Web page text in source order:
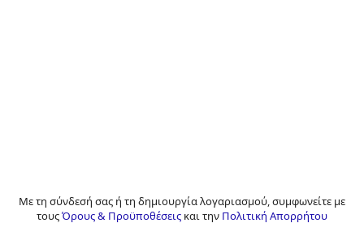
Με τη σύνδεσή σας ή τη δημιουργία λογαριασμού, συμφωνείτε με
τουςΌρους & Προϋποθέσεις και την Πολιτική Απορρήτου